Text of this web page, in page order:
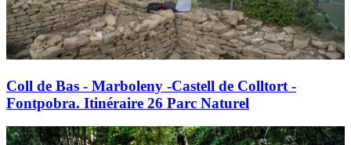
Coll de Bas - Marboleny -Castell de Colltort -
Fontpobra. Itinéraire 26 Parc Naturel